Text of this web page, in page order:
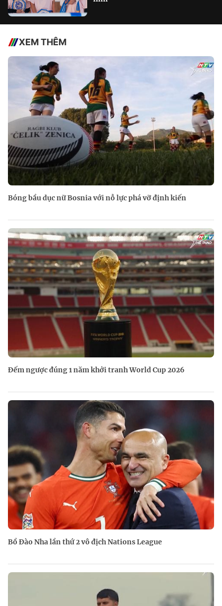
XEM THÊM
Bóng bầu dục nữ Bosnia với nỗ lực phá vỡ định kiến
Đếm ngược đúng 1 năm khởi tranh World Cup 2026
Bồ Đào Nha lần thứ 2 vô địch Nations League